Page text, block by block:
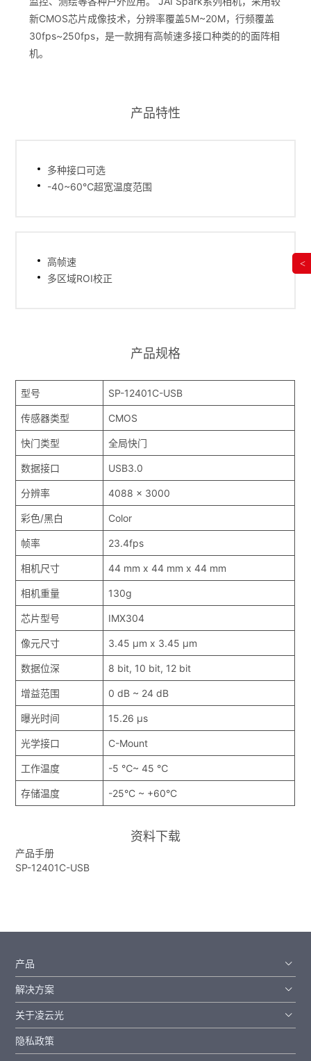
新CMOS芯片成像技术，分辨率覆盖5M~20M，行频覆盖
30fps~250fps，是一款拥有高帧速多接口种类的的面阵相
机。
产品特性
多种接口可选
-40~60℃超宽温度范围
高帧速
多区域ROI校正
产品规格
型号 SP-12401C-USB
传感器类型 CMOS
快门类型 全局快门
数据接口 USB3.0
分辨率 4088 x 3000
彩色/黑白 Color
帧率 23.4fps
相机尺寸 44 mm x 44 mm x 44 mm
相机重量 130g
芯片型号 IMX304
像元尺寸 3.45 μm x 3.45 μm
数据位深 8 bit, 10 bit, 12 bit
增益范围 0 dB ~ 24 dB
曝光时间 15.26 μs
光学接口 C-Mount
工作温度 -5 ℃~ 45 ℃
存储温度 -25°C ~ +60°C
资料下载
产品手册
SP-12401C-USB
产品
解决方案
关于凌云光
隐私政策
<